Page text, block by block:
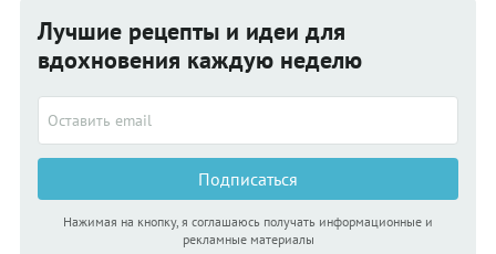
приготовлению бананов в кляре на сковороде? Простой
рецепт ждет вас ниже.
Лучшие рецепты и идеи для
вдохновения каждую неделю
Подписаться
Нажимая на кнопку, я соглашаюсь получать информационные и
рекламные материалы